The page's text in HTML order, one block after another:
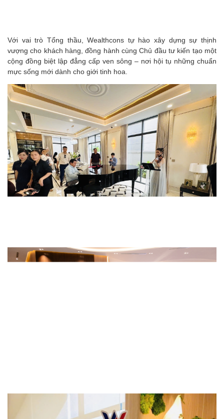
Với vai trò Tổng thầu, Wealthcons tự hào xây dựng sự thịnh
vượng cho khách hàng, đồng hành cùng Chủ đầu tư kiến tạo một
cộng đồng biệt lập đẳng cấp ven sông – nơi hội tụ những chuẩn
mực sống mới dành cho giới tinh hoa.